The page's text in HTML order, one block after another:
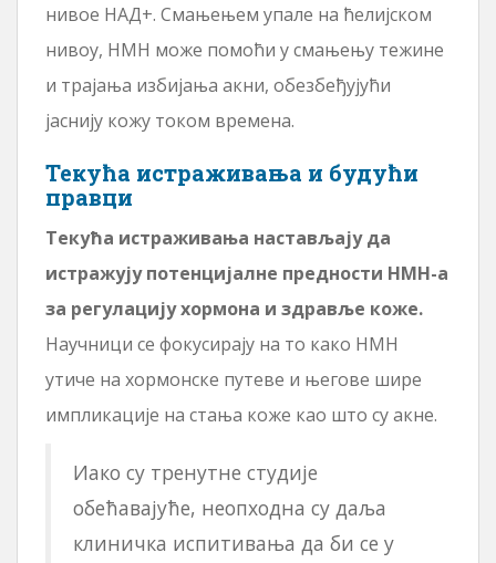
нивое НАД+. Смањењем упале на ћелијском
нивоу, НМН може помоћи у смањењу тежине
и трајања избијања акни, обезбеђујући
јаснију кожу током времена.
Текућа истраживања и будући
правци
Текућа истраживања настављају да
истражују потенцијалне предности НМН-а
за регулацију хормона и здравље коже.
Научници се фокусирају на то како НМН
утиче на хормонске путеве и његове шире
импликације на стања коже као што су акне.
Иако су тренутне студије
обећавајуће, неопходна су даља
клиничка испитивања да би се у